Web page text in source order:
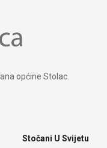
općine Stolac.
Stočani U Svijetu